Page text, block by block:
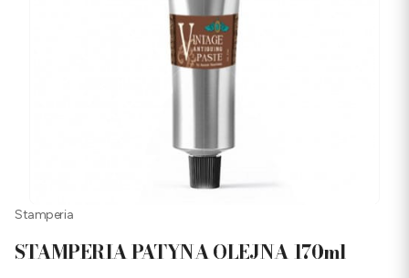
Stamperia
STAMPERIA PATYNA OLEJNA 170ml